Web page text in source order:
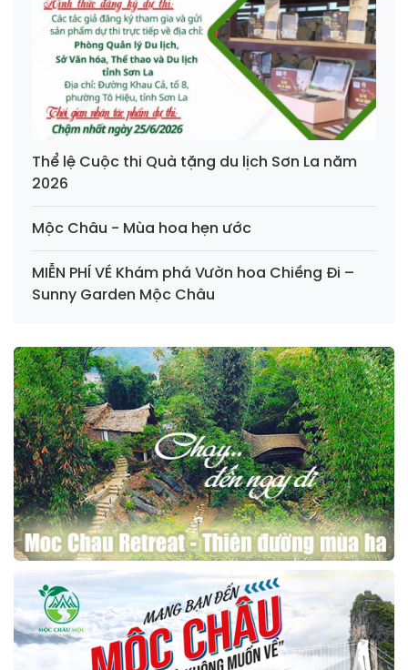
Thể lệ Cuộc thi Quà tặng du lịch Sơn La năm
2026
Mộc Châu - Mùa hoa hẹn ước
MIỄN PHÍ VÉ Khám phá Vườn hoa Chiềng Đi –
Sunny Garden Mộc Châu